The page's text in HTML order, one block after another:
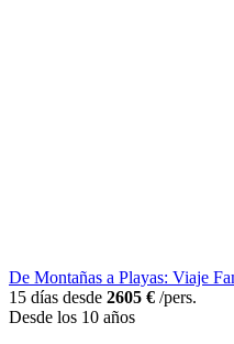
De Montañas a Playas: Viaje
15 días desde 2605 € /pers.
Desde los 10 años